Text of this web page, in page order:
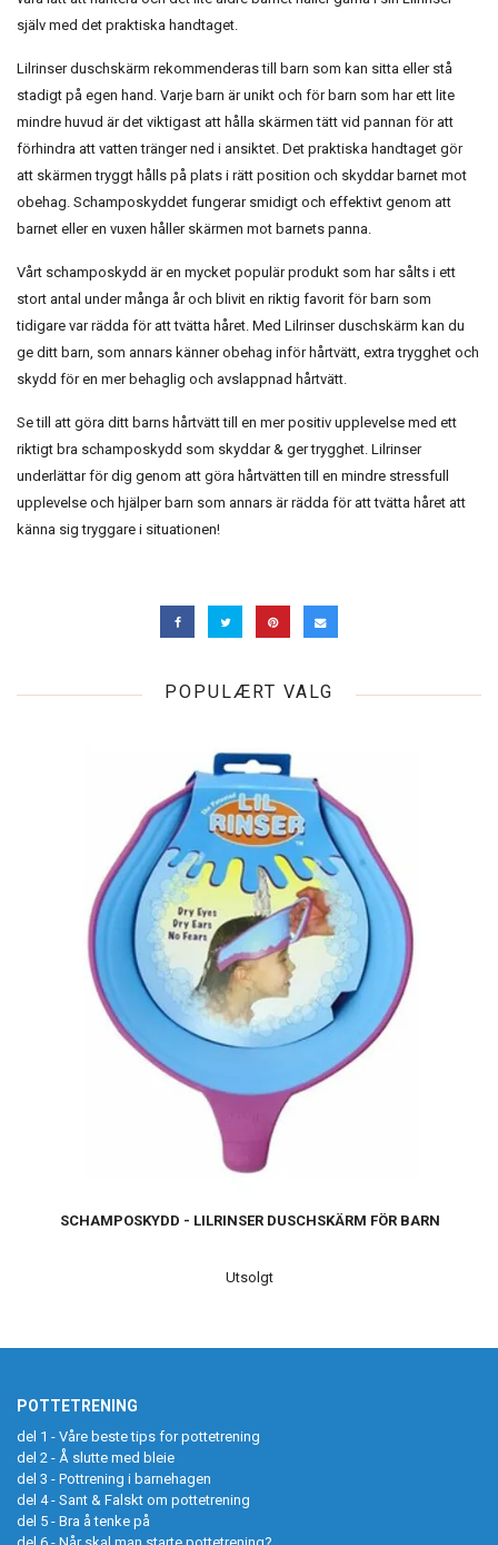
själv med det praktiska handtaget.
Lilrinser duschskärm rekommenderas till barn som kan sitta eller stå
stadigt på egen hand. Varje barn är unikt och för barn som har ett lite
mindre huvud är det viktigast att hålla skärmen tätt vid pannan för att
förhindra att vatten tränger ned i ansiktet. Det praktiska handtaget gör
att skärmen tryggt hålls på plats i rätt position och skyddar barnet mot
obehag. Schamposkyddet fungerar smidigt och effektivt genom att
barnet eller en vuxen håller skärmen mot barnets panna.
Vårt schamposkydd är en mycket populär produkt som har sålts i ett
stort antal under många år och blivit en riktig favorit för barn som
tidigare var rädda för att tvätta håret. Med Lilrinser duschskärm kan du
ge ditt barn, som annars känner obehag inför hårtvätt, extra trygghet och
skydd för en mer behaglig och avslappnad hårtvätt.
Se till att göra ditt barns hårtvätt till en mer positiv upplevelse med ett
riktigt bra schamposkydd som skyddar & ger trygghet. Lilrinser
underlättar för dig genom att göra hårtvätten till en mindre stressfull
upplevelse och hjälper barn som annars är rädda för att tvätta håret att
känna sig tryggare i situationen!
POPULÆRT VALG
SCHAMPOSKYDD - LILRINSER DUSCHSKÄRM FÖR BARN
Utsolgt
POTTETRENING
del 1 - Våre beste tips for potte­trening
del 2 - Å slutte med bleie
del 3 - Pottrening i barnehagen
del 4 - Sant & Falskt om pottetrening
del 5 - Bra å tenke på